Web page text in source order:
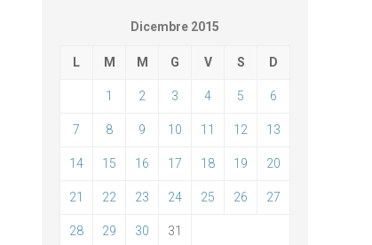
Dicembre 2015
L M M G V S D
1 2 3 4 5 6
7 8 9 10 11 12 13
14 15 16 17 18 19 20
21 22 23 24 25 26 27
28 29 30 31